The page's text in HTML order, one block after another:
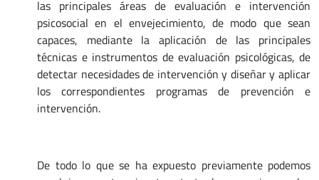
las principales áreas de evaluación e intervención
psicosocial en el envejecimiento, de modo que sean
capaces, mediante la aplicación de las principales
técnicas e instrumentos de evaluación psicológicas, de
detectar necesidades de intervención y diseñar y aplicar
los correspondientes programas de prevención e
intervención.
De todo lo que se ha expuesto previamente podemos